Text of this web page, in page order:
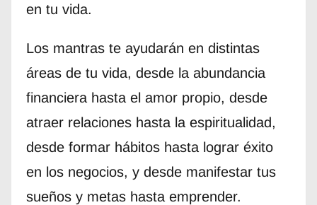
en tu vida.
Los mantras te ayudarán en distintas
áreas de tu vida, desde la abundancia
financiera hasta el amor propio, desde
atraer relaciones hasta la espiritualidad,
desde formar hábitos hasta lograr éxito
en los negocios, y desde manifestar tus
sueños y metas hasta emprender.